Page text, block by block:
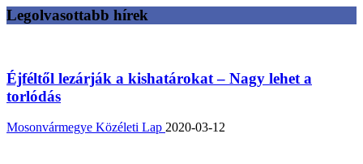
Legolvasottabb hírek
Éjféltől lezárják a kishatárokat – Nagy lehet a
torlódás
Mosonvármegye Közéleti Lap 2020-03-12